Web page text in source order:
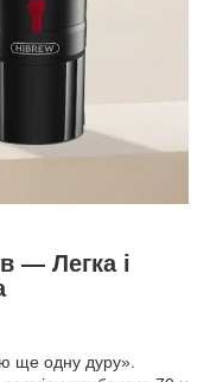
— Легка і
ще одну дуру».